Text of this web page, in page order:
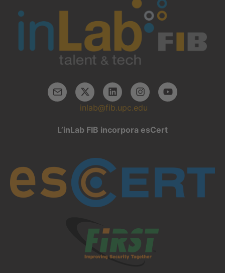
inlab@fib.upc.edu
L’inLab FIB incorpora esCert